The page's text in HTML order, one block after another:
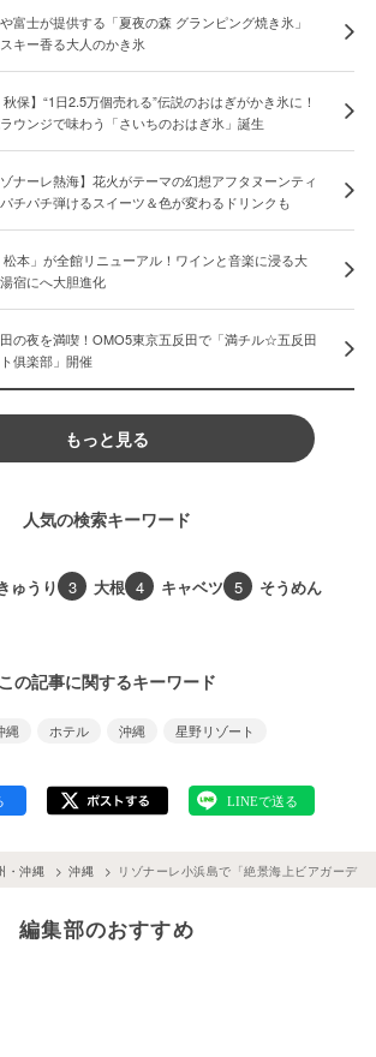
富士が提供する「夏夜の森 グランピング焼き氷」
キー香る大人のかき氷
秋保】“1日2.5万個売れる”伝説のおはぎがかき氷に！
ウンジで味わう「さいちのおはぎ氷」誕生
ゾナーレ熱海】花火がテーマの幻想アフタヌーンティ
チパチ弾けるスイーツ＆色が変わるドリンクも
松本」が全館リニューアル！ワインと音楽に浸る大
宿にへ大胆進化
の夜を満喫！OMO5東京五反田で「満チル☆五反田
俱楽部」開催
もっと見る
人気の検索キーワード
ゅうり 3 大根 4 キャベツ 5 そうめん
この記事に関するキーワード
縄 ホテル 沖縄 星野リゾート
・沖縄 沖縄 リゾナーレ小浜島で「絶景海上ビアガーデ
編集部のおすすめ